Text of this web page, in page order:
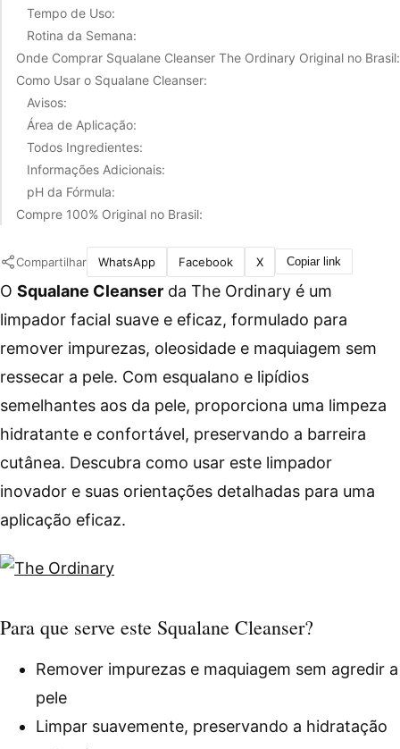
Tempo de Uso:
Rotina da Semana:
Onde Comprar Squalane Cleanser The Ordinary Original no Brasil:
Como Usar o Squalane Cleanser:
Avisos:
Área de Aplicação:
Todos Ingredientes:
Informações Adicionais:
pH da Fórmula:
Compre 100% Original no Brasil:
Compartilhar WhatsApp Facebook X Copiar link
O Squalane Cleanser da The Ordinary é um
limpador facial suave e eficaz, formulado para
remover impurezas, oleosidade e maquiagem sem
ressecar a pele. Com esqualano e lipídios
semelhantes aos da pele, proporciona uma limpeza
hidratante e confortável, preservando a barreira
cutânea. Descubra como usar este limpador
inovador e suas orientações detalhadas para uma
aplicação eficaz.
Para que serve este Squalane Cleanser?
Remover impurezas e maquiagem sem agredir a
pele
Limpar suavemente, preservando a hidratação